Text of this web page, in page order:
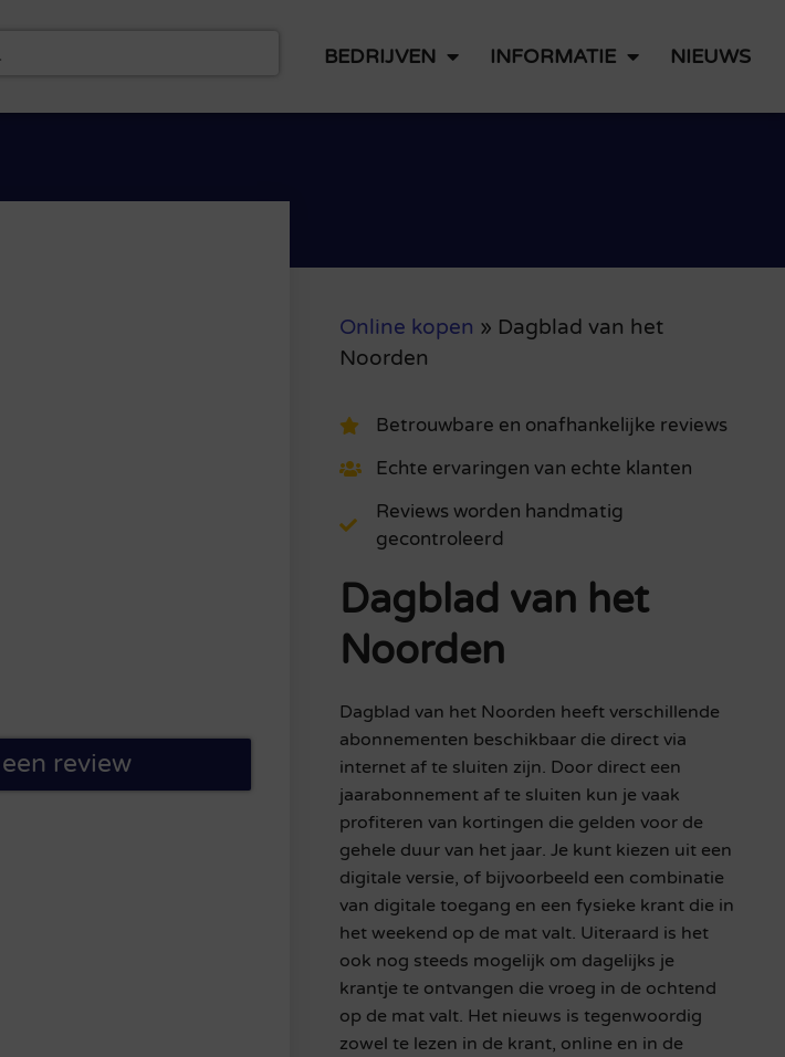
BEDRIJVEN INFORMATIE NIEUWS
review
Online kopen » Dagblad van het
Noorden
Betrouwbare en onafhankelijke reviews
Echte ervaringen van echte klanten
Reviews worden handmatig
gecontroleerd
Dagblad van het
Noorden
Dagblad van het Noorden heeft verschillende
abonnementen beschikbaar die direct via
internet af te sluiten zijn. Door direct een
jaarabonnement af te sluiten kun je vaak
profiteren van kortingen die gelden voor de
gehele duur van het jaar. Je kunt kiezen uit een
digitale versie, of bijvoorbeeld een combinatie
van digitale toegang en een fysieke krant die in
het weekend op de mat valt. Uiteraard is het
ook nog steeds mogelijk om dagelijks je
krantje te ontvangen die vroeg in de ochtend
op de mat valt. Het nieuws is tegenwoordig
zowel te lezen in de krant, online en in de